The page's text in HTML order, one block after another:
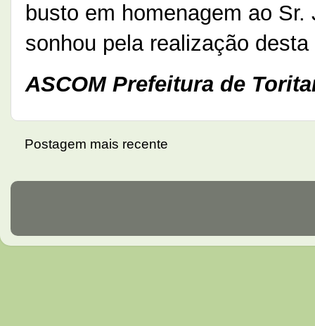
busto em homenagem ao
sonhou pela realização
ASCOM Prefeitura de
Postagem mais recente